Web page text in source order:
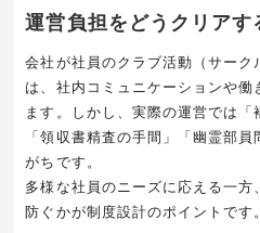
運営負担をどうクリアす
会社が社員のクラブ活動（サーク
は、社内コミュニケーションや働
ます。しかし、実際の運営では「
「領収書精査の手間」「幽霊部
がちです。
多様な社員のニーズに応える一方
防ぐかが制度設計のポイントです。